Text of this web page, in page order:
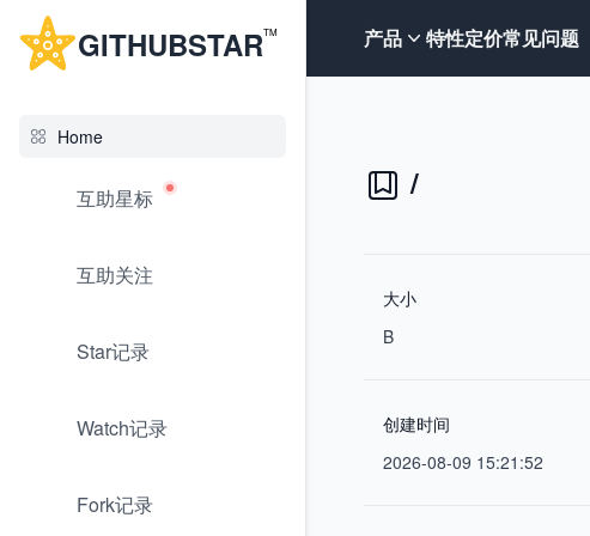
GITHUBSTARTM
Home
互助星标
互助关注
Star记录
Watch记录
Fork记录
产品 特性定价常见问题
/
大小
B
创建时间
2026-08-09 15:21:52